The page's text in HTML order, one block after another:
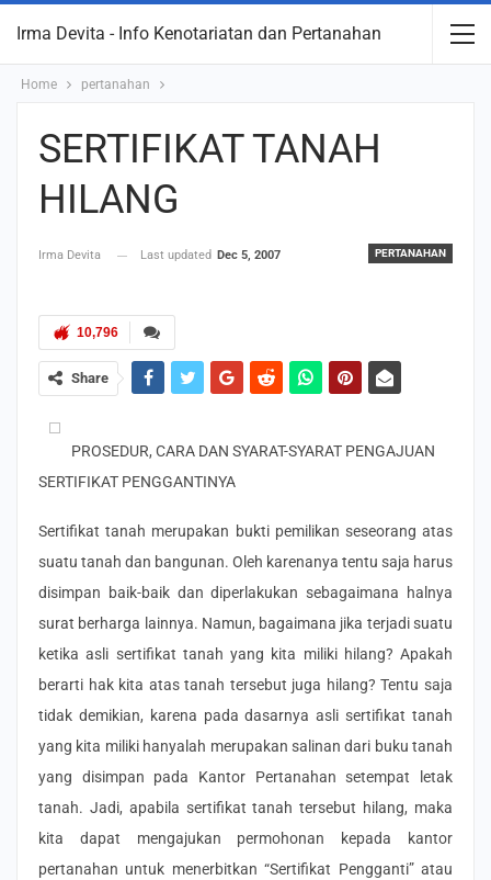
Irma Devita - Info Kenotariatan dan Pertanahan
Home pertanahan
SERTIFIKAT TANAH
HILANG
PERTANAHAN
Irma Devita Last updated Dec 5, 2007
10,796
Share
PROSEDUR, CARA DAN SYARAT-SYARAT PENGAJUAN
SERTIFIKAT PENGGANTINYA
Sertifikat tanah merupakan bukti pemilikan seseorang atas
suatu tanah dan bangunan. Oleh karenanya tentu saja harus
disimpan baik-baik dan diperlakukan sebagaimana halnya
surat berharga lainnya. Namun, bagaimana jika terjadi suatu
ketika asli sertifikat tanah yang kita miliki hilang? Apakah
berarti hak kita atas tanah tersebut juga hilang? Tentu saja
tidak demikian, karena pada dasarnya asli sertifikat tanah
yang kita miliki hanyalah merupakan salinan dari buku tanah
yang disimpan pada Kantor Pertanahan setempat letak
tanah. Jadi, apabila sertifikat tanah tersebut hilang, maka
kita dapat mengajukan permohonan kepada kantor
pertanahan untuk menerbitkan “Sertifikat Pengganti” atau